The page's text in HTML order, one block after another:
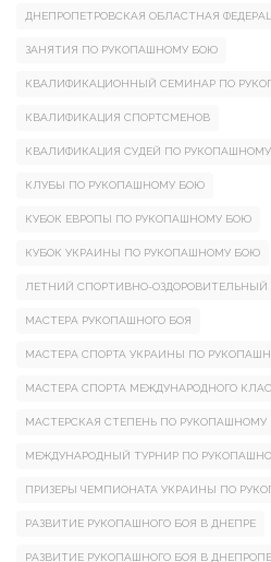
ДНЕПРОПЕТРОВСКАЯ ОБЛАСТНАЯ
ЗАНЯТИЯ ПО РУКОПАШНОМУ БОЮ
КВАЛИФИКАЦИОННЫЙ СЕМИНАР ПО
КВАЛИФИКАЦИЯ СПОРТСМЕНОВ
КВАЛИФИКАЦИЯ СУДЕЙ ПО
КЛУБЫ ПО РУКОПАШНОМУ БОЮ
КУБОК ЕВРОПЫ ПО РУКОПАШНОМУ БОЮ
КУБОК УКРАИНЫ ПО РУКОПАШНОМУ БОЮ
ЛЕТНИЙ СПОРТИВНО-ОЗДОРОВИТЕЛЬНЫЙ
МАСТЕРА РУКОПАШНОГО БОЯ
МАСТЕРА СПОРТА УКРАИНЫ ПО
МАСТЕРА СПОРТА МЕЖДУНАРОДНОГО
МАСТЕРСКАЯ СТЕПЕНЬ ПО
МЕЖДУНАРОДНЫЙ ТУРНИР ПО
ПРИЗЕРЫ ЧЕМПИОНАТА УКРАИНЫ ПО
РАЗВИТИЕ РУКОПАШНОГО БОЯ В ДНЕПРЕ
РАЗВИТИЕ РУКОПАШНОГО БОЯ В